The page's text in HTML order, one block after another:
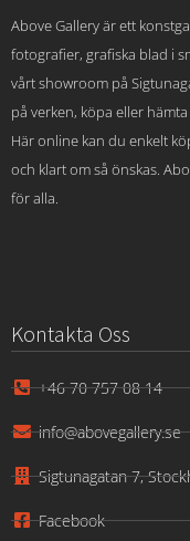
Above Gallery är ett
fotografier, grafiska blad i
vårt showroom på
på verken, köpa eller
Här online kan du enkelt
och klart om så önskas.
för alla.
Kontakta Oss
+46 70 757 08 14
info@abovegallery.se
Sigtunagatan 7,
Facebook